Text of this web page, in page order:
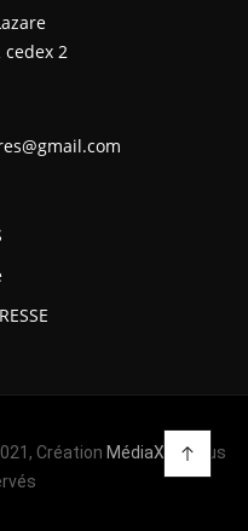
cedex 2
Création MédiaXV
| Tous